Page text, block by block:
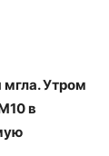
Утром
в